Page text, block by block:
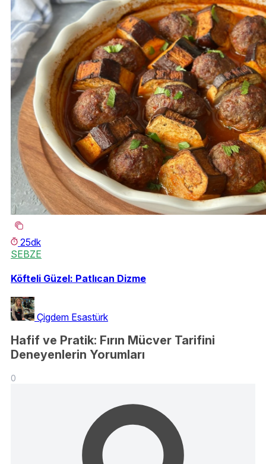
25dk
SEBZE
Köfteli Güzel: Patlıcan Dizme
Çigdem Esastürk
Hafif ve Pratik: Fırın Mücver Tarifini
Deneyenlerin Yorumları
0